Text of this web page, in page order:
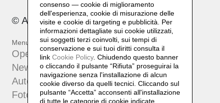
© Archivio Gianfranco Pardi
Menu
Opere
News
Autentiche
Fotografia
consenso — cookie di miglioramento
dell'esperienza, cookie di misurazione delle
visite e cookie di targeting e pubblicità. Per
informazioni dettagliate sui cookie utilizzati,
sui soggetti terzi coinvolti, sui tempi di
conservazione e sui tuoi diritti consulta il
link Cookie Policy. Chiudendo questo banner
o cliccando il pulsante “Rifiuta” proseguirai la
navigazione senza l'installazione di alcun
cookie diverso da quelli tecnici. Cliccando sul
pulsante “Accetta” acconsenti all'installazione
di tutte le categorie di cookie indicate.